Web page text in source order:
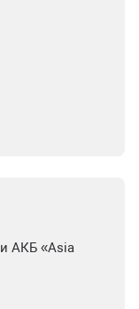
АКБ «Asia